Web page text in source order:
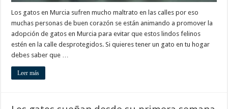
Los gatos en Murcia sufren mucho maltrato en las calles por eso
muchas personas de buen corazón se están animando a promover la
adopción de gatos en Murcia para evitar que estos lindos felinos
estén en la calle desprotegidos. Si quieres tener un gato en tu hogar
debes saber que …
Leer más